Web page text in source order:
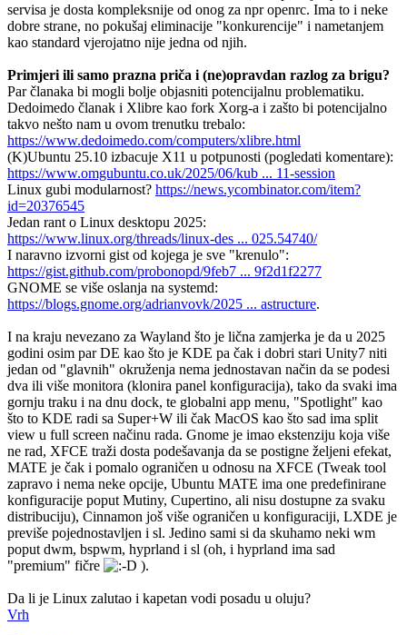
servisa je dosta kompleksnije od onog za npr openrc. Ima to i neke
dobre strane, no pokušaj eliminacije "konkurencije" i nametanjem
kao standard vjerojatno nije jedna od njih.
Primjeri ili samo prazna priča i (ne)opravdan razlog za brigu?
Par članaka bi mogli bolje objasniti potencijalnu problematiku.
Dedoimedo članak i Xlibre kao fork Xorg-a i zašto bi potencijalno
takvo nešto nam u ovom trenutku trebalo:
https://www.dedoimedo.com/computers/xlibre.html
(K)Ubuntu 25.10 izbacuje X11 u potpunosti (pogledati komentare):
https://www.omgubuntu.co.uk/2025/06/kub ... 11-session
Linux gubi modularnost? https://news.ycombinator.com/item?
id=20376545
Jedan rant o Linux desktopu 2025:
https://www.linux.org/threads/linux-des ... 025.54740/
I naravno izvorni gist od kojega je sve "krenulo":
https://gist.github.com/probonopd/9feb7 ... 9f2d1f2277
GNOME se više oslanja na systemd:
https://blogs.gnome.org/adrianvovk/2025 ... astructure.
I na kraju nevezano za Wayland što je lična zamjerka je da u 2025
godini osim par DE kao što je KDE pa čak i dobri stari Unity7 niti
jedan od "glavnih" okruženja nema jednostavan način da se podesi
dva ili više monitora (klonira panel konfiguracija), tako da svaki ima
gornju traku i na dnu dock, te globalni app menu, "Spotlight" kao
što to KDE radi sa Super+W ili čak MacOS kao što sad ima split
view u full screen načinu rada. Gnome je imao ekstenziju koja više
ne rad, XFCE traži dosta podešavanja da se postigne željeni efekat,
MATE je čak i pomalo ograničen u odnosu na XFCE (Tweak tool
zapravo i nema neke opcije, Ubuntu MATE ima one predefinirane
konfiguracije poput Mutiny, Cupertino, ali nisu dostupne za svaku
distribuciju), Cinnamon još više ograničen u konfiguraciji, LXDE je
previše pojednostavljen i sl. Jedino sami si da skuhamo neki wm
poput dwm, bspwm, hyprland i sl (oh, i hyprland ima sad
"premium" fičre
).
Da li je Linux zalutao i kapetan vodi posadu u oluju?
Vrh